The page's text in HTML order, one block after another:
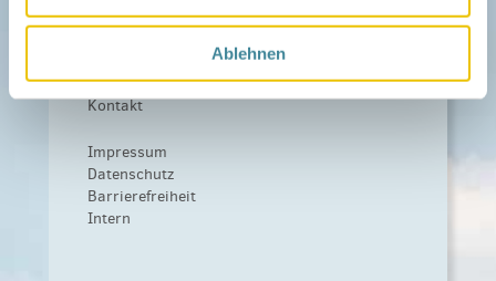
Ablehnen
Weiteres
Different Languages
Presse
Kontakt
Impressum
Datenschutz
Barrierefreiheit
Intern